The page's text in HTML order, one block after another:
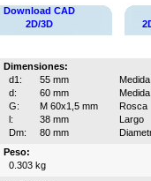
Download CAD
2D/3D
Dimensiones:
d1:
55 mm
d:
60 mm
G:
M 60x1,5 mm
Rosca
l:
38 mm
Largo
Dm:
80 mm
Peso:
0.303 kg